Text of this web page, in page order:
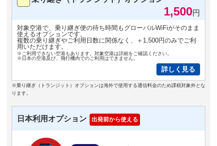
1,500円
対象空港で、乗り継ぎ便の待ち時間もグローバルWiFiがそのまま
使えるオプションです。
複数の乗り継ぎやご利用日数に関係なく、＋1,500円のみでご利
用いただけます。
※ご利用できない空港もあります。対象空港は詳細をご確認ください。
※日本の空港及び、飛行機内でのご利用はできません。
詳しく見る
※乗り継ぎ（トランジット）オプションは海外で使用する通信料金のため課税対象外とな
ります。
日本利用オプション 出発前から使える